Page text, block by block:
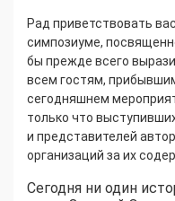
Рад приветствовать
симпозиуме,
бы прежде всего
всем гостям,
сегодняшнем
только что
и представителей
организаций за их
Сегодня ни один